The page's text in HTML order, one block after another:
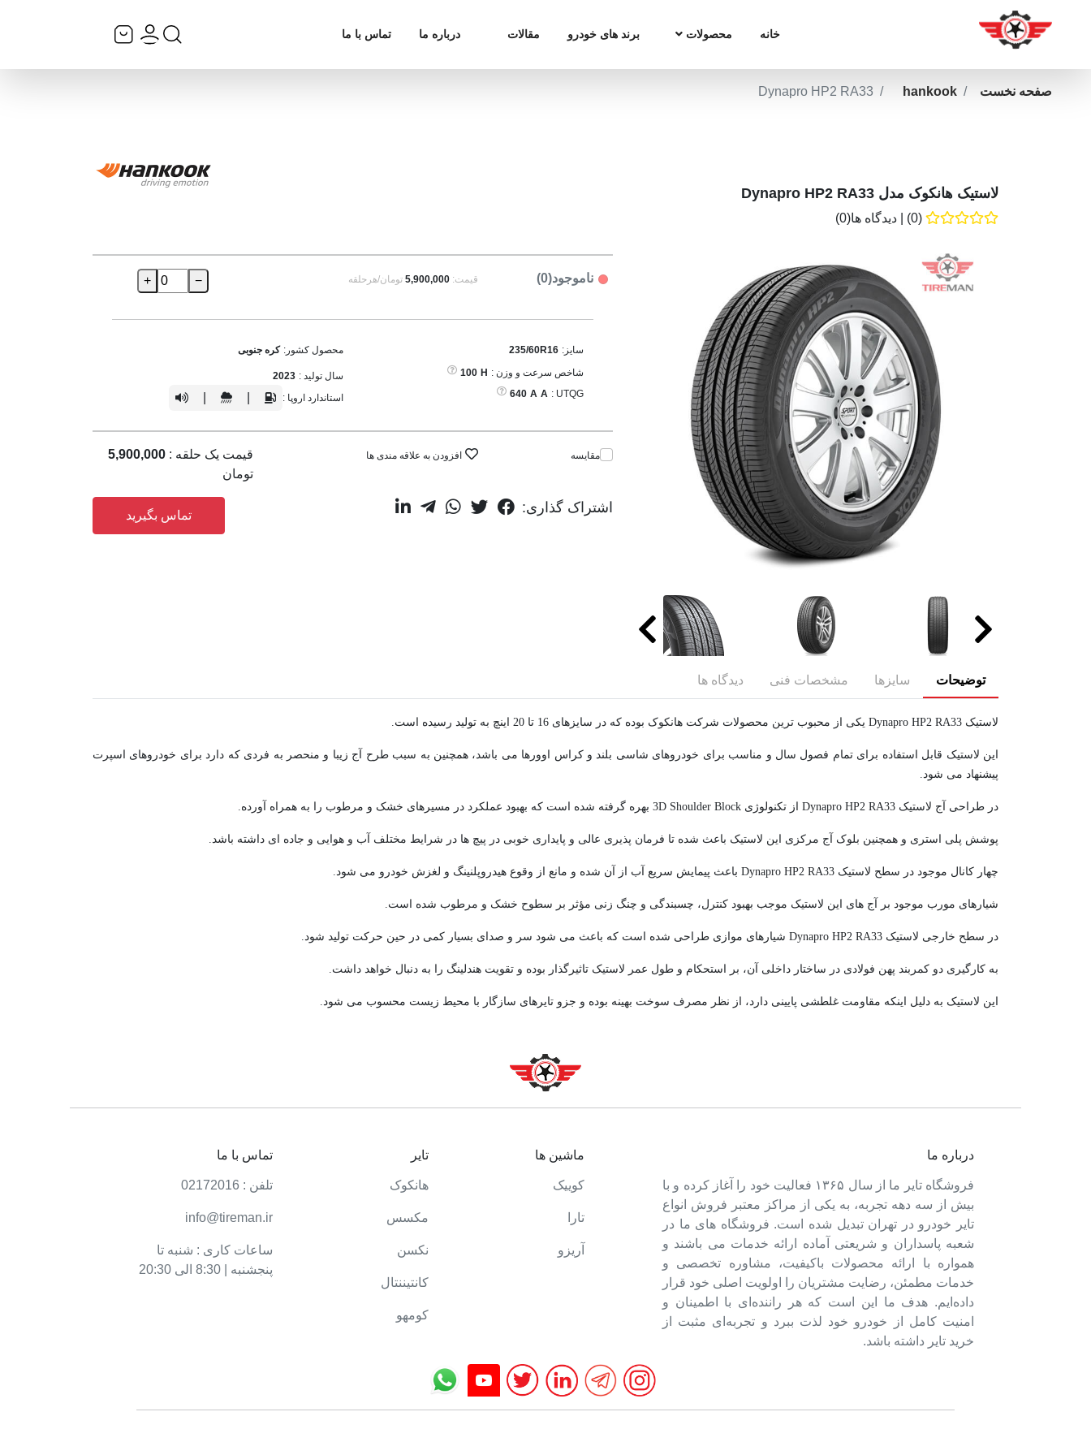
خانه محصولات برند های خودرو مقالات درباره ما تماس با ما
صفحه نخست hankook
Dynapro HP2 RA33
لاستیک هانکوک مدل Dynapro HP2 RA33
(0) دیدگاه ها(0)
ناموجود(0) قیمت:5,900,000 تومان/هرحلقه −
+
سایز: 235/60R16
شاخص سرعت و وزن : H
100
UTQG :
A
A
640
محصول کشور: کره جنوبی
سال تولید : 2023
استاندارد اروپا :
مقایسه افزودن به علاقه مندی ها قیمت یک حلقه : 5,900,000
تومان
اشتراک گذاری: تماس بگیرید
توضیحات سایزها مشخصات فنی دیدگاه ها
لاستیک Dynapro HP2 RA33 یکی از محبوب ترین محصولات شرکت هانکوک بوده که در سایزهای 16 تا 20 اینچ به تولید رسیده است.
این لاستیک قابل استفاده برای تمام فصول سال و مناسب برای خودروهای شاسی بلند و کراس اوورها می باشد، همچنین به سبب طرح آج زیبا و منحصر به فردی که دارد برای خودروهای اسپرت
پیشنهاد می شود.
در طراحی آج لاستیک Dynapro HP2 RA33 از تکنولوژی 3D Shoulder Block بهره گرفته شده است که بهبود عملکرد در مسیرهای خشک و مرطوب را به همراه آورده.
پوشش پلی استری و همچنین بلوک آج مرکزی این لاستیک باعث شده تا فرمان پذیری عالی و پایداری خوبی در پیچ ها در شرایط مختلف آب و هوایی و جاده ای داشته باشد.
چهار کانال موجود در سطح لاستیک Dynapro HP2 RA33 باعث پیمایش سریع آب از آن شده و مانع از وقوع هیدروپلنینگ و لغزش خودرو می شود.
شیارهای مورب موجود بر آج های این لاستیک موجب بهبود کنترل، چسبندگی و چنگ زنی مؤثر بر سطوح خشک و مرطوب شده است.
در سطح خارجی لاستیک Dynapro HP2 RA33 شیارهای موازی طراحی شده است که باعث می شود سر و صدای بسیار کمی در حین حرکت تولید شود.
به کارگیری دو کمربند پهن فولادی در ساختار داخلی آن، بر استحکام و طول عمر لاستیک تاثیرگذار بوده و تقویت هندلینگ را به دنبال خواهد داشت.
این لاستیک به دلیل اینکه مقاومت غلطشی پایینی دارد، از نظر مصرف سوخت بهینه بوده و جزو تایرهای سازگار با محیط زیست محسوب می شود.
درباره ما
فروشگاه تایر ما از سال ۱۳۶۵ فعالیت خود را آغاز کرده و با
بیش از سه دهه تجربه، به یکی از مراکز معتبر فروش انواع
تایر خودرو در تهران تبدیل شده است. فروشگاه های ما در
شعبه پاسداران و شریعتی آماده ارائه خدمات می باشند و
همواره با ارائه محصولات باکیفیت، مشاوره تخصصی و
خدمات مطمئن، رضایت مشتریان را اولویت اصلی خود قرار
داده‌ایم. هدف ما این است که هر راننده‌ای با اطمینان و
امنیت کامل از خودرو خود لذت ببرد و تجربه‌ای مثبت از
خرید تایر داشته باشد.
ماشین ها
کوییک
تارا
آریزو
تایر
هانکوک
مکسس
نکسن
کانتیننتال
کومهو
تماس با ما
تلفن : 02172016
info@tireman.ir
ساعات کاری : شنبه تا
پنجشنبه | 8:30 الی 20:30